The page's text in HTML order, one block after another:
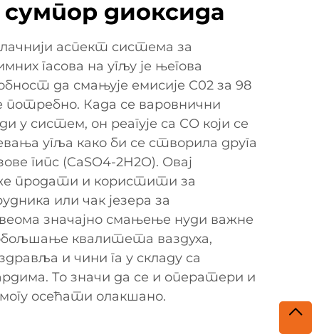
сумпор диоксида
аспект система за
гасова на угљу је његова
да смањује емисије С02 за 98
потребно. Када се варовнични
у систем, он реагује са СО који се
угља како би се створила друга
гипс (CaSO4-2H2O). Овај
продати и користити за
или чак језера за
значајно смањење нуди важне
квалитета ваздуха,
и чини га у складу са
То значи да се и оператери и
осећати олакшано.